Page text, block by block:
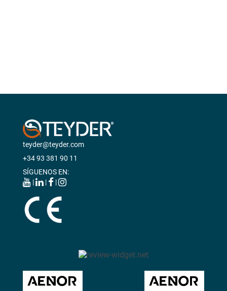
teyder@teyder.com
+34 93 381 90 11
SÍGUENOS EN:
|
| |